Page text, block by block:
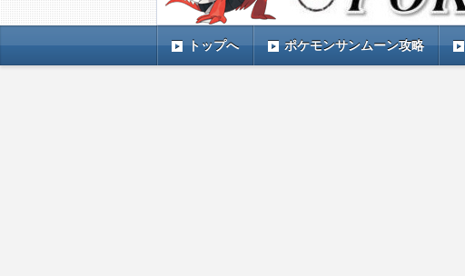
トップへ ポケモンサンムーン攻略